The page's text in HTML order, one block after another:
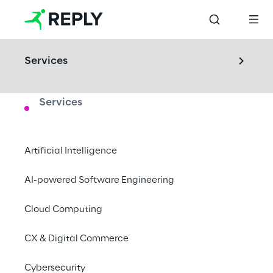
Services
Services
Artificial Intelligence
AI-powered Software Engineering
Cloud Computing
CX & Digital Commerce
Cybersecurity
Wir integrieren AR/VR-Technologien, 3D-
Services, um innovative Digital-Experience-